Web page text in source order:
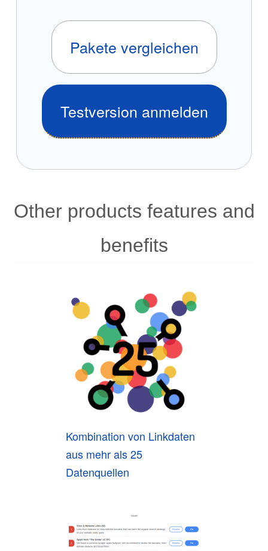
Pakete vergleichen
Testversion anmelden
Other products features and
benefits
Kombination von Linkdaten
aus mehr als 25
Datenquellen